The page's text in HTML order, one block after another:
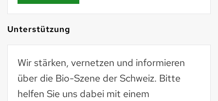
Unterstützung
Wir stärken, vernetzen und informieren
über die Bio-Szene der Schweiz. Bitte
helfen Sie uns dabei mit einem